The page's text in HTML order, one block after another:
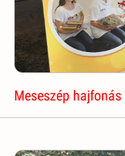
Meseszép